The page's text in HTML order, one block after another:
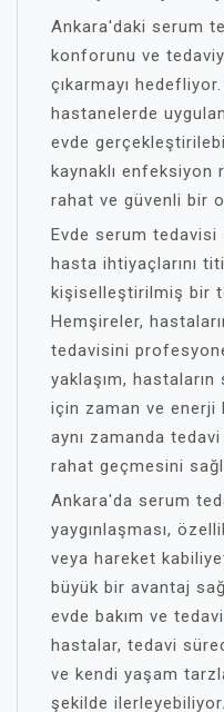
Ankara'daki serum
konforunu ve
çıkarmayı
hastanelerde
evde
kaynaklı enfeksiyon
rahat ve güvenli bir
Evde serum tedavisi
hasta ihtiyaçlarını
kişiselleştirilmiş bir
Hemşireler,
tedavisini
yaklaşım,
için zaman ve enerji
aynı zamanda
rahat geçmesini
Ankara'da serum
yaygınlaşması,
veya hareket
büyük bir avantaj
evde bakım ve
hastalar, tedavi
ve kendi yaşam
şekilde ilerleyebiliyor.